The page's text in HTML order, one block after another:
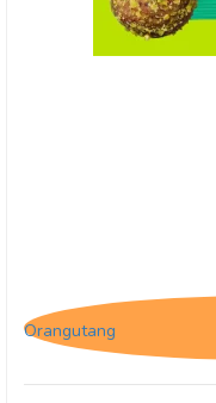
Orangutang